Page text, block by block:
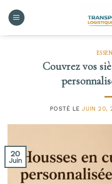
Couvrez vos
POSTÉ LEJUIN 20,
20
Juin